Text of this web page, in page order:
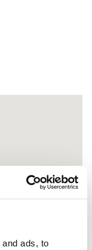
ads, to